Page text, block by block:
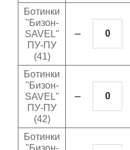
Ботинки
"Бизон-
SAVEL"
ПУ-ПУ
(41)
−
Ботинки
"Бизон-
SAVEL"
ПУ-ПУ
(42)
−
Ботинки
"Бизон-